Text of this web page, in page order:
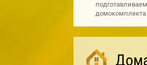
домокомплекта.